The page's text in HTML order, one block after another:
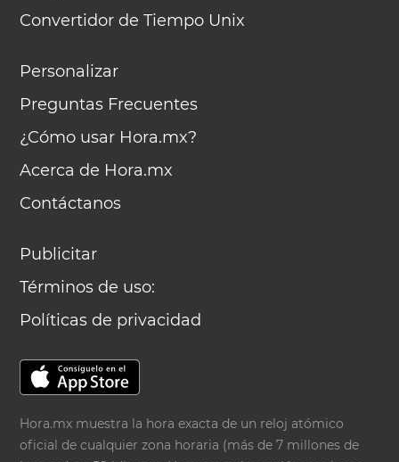
Convertidor de Tiempo Unix
Personalizar
Preguntas Frecuentes
¿Cómo usar Hora.mx?
Acerca de Hora.mx
Contáctanos
Publicitar
Términos de uso:
Políticas de privacidad
Hora.mx muestra la hora exacta de un reloj atómico
oficial de cualquier zona horaria (más de 7 millones de